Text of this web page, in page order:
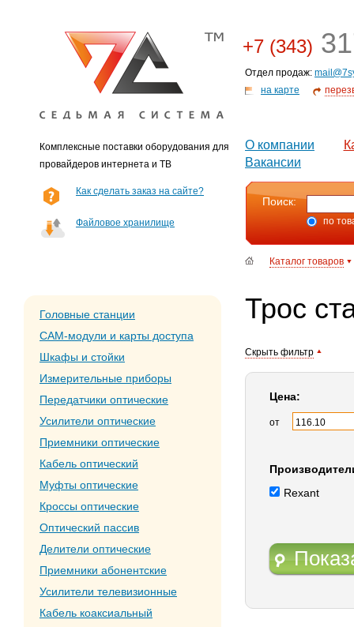
Комплексные поставки оборудования для
провайдеров интернета и ТВ
+7 (343)
Отдел продаж:
на карте
О компании
Вакансии
Как сделать заказ на сайте?
Файловое хранилище
Поиск:
по
Каталог товаров
Головные станции
CAM-модули и карты доступа
Шкафы и стойки
Измерительные приборы
Передатчики оптические
Усилители оптические
Приемники оптические
Кабель оптический
Муфты оптические
Кроссы оптические
Оптический пассив
Делители оптические
Приемники абонентские
Усилители телевизионные
Кабель коаксиальный
Трос
Скрыть фильтр
Цена:
от
Rexant